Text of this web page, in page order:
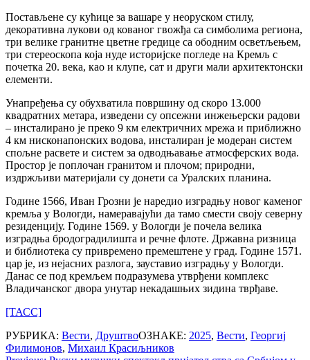
Постављене су кућице за вашаре у неоруском стилу,
декоративна лукови од кованог гвожђа са симболима региона,
три велике гранитне цветне гредице са ободним осветљењем,
три стереоскопа која нуде историјске погледе на Кремљ с
почетка 20. века, као и клупе, сат и други мали архитектонски
елементи.
Унапређења су обухватила површину од скоро 13.000
квадратних метара, изведени су опсежни инжењерски радови
– инсталирано је преко 9 км електричних мрежа и приближно
4 км нисконапонских водова, инсталиран је модеран систем
спољне расвете и систем за одводњавање атмосферских вода.
Простор је поплочан гранитом и плочом; природни,
издржљиви материјали су донети са Уралских планина.
Године 1566, Иван Грозни је наредио изградњу новог каменог
кремља у Вологди, намеравајући да тамо смести своју северну
резиденцију. Године 1569. у Вологди је почела велика
изградња бродоградилишта и речне флоте. Државна ризница
и библиотека су привремено премештене у град. Године 1571.
цар је, из нејасних разлога, зауставио изградњу у Вологди.
Данас се под кремљем подразумева утврђени комплекс
Владичанског двора унутар некадашњих зидина тврђаве.
[ТАСС]
РУБРИКА: Вести, ДруштвоОЗНАКЕ: 2025, Вести, Георгиј
Филимонов, Михаил Красиљников